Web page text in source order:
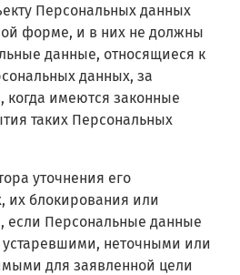
Персональных данных
форме, и в них не должны
данные, относящиеся к
данных, за
когда имеются законные
таких Персональных
уточнения его
их блокирования или
если Персональные данные
неточными или
для заявленной цели